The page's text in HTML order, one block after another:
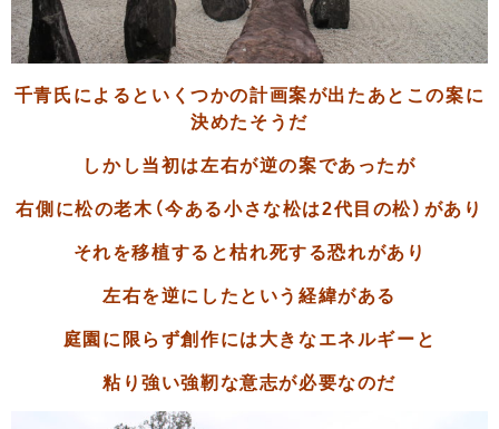
千青氏によるといくつかの計画案が出たあとこの案に
決めたそうだ
しかし当初は左右が逆の案であったが
右側に松の老木（今ある小さな松は2代目の松）があり
それを移植すると枯れ死する恐れがあり
左右を逆にしたという経緯がある
庭園に限らず創作には大きなエネルギーと
粘り強い強靭な意志が必要なのだ